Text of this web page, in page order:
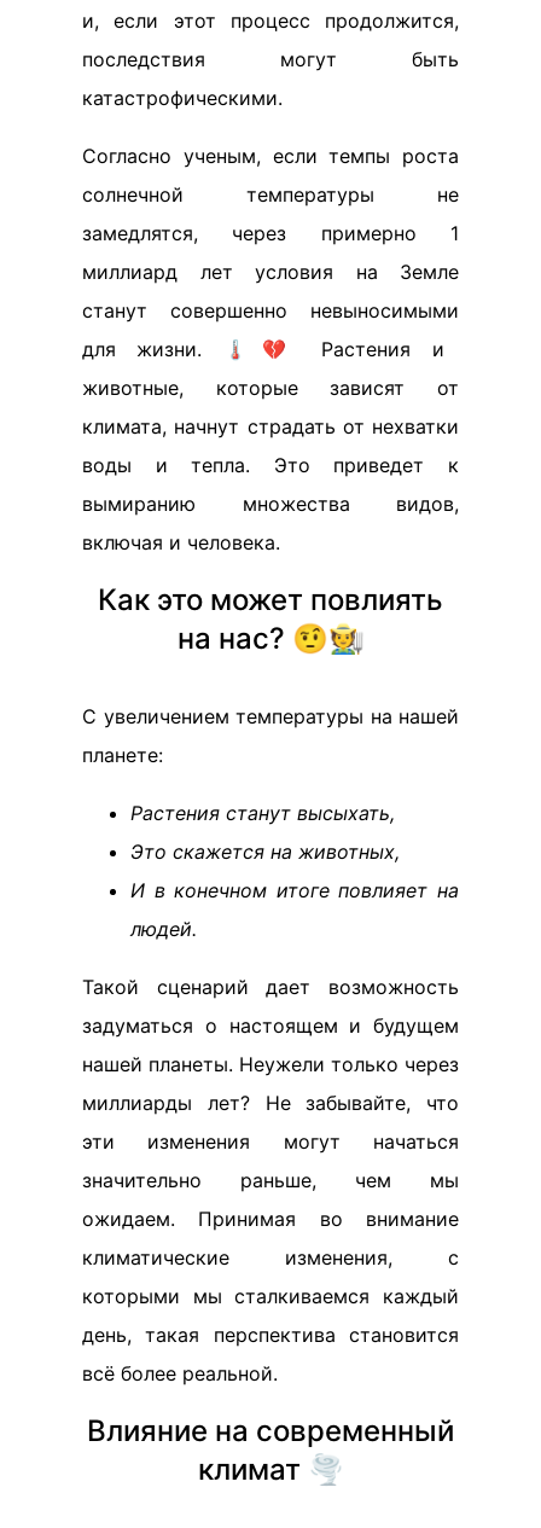
и, если этот процесс продолжится,
последствия могут быть
катастрофическими.
Согласно ученым, если темпы роста
солнечной температуры не
замедлятся, через примерно 1
миллиард лет условия на Земле
станут совершенно невыносимыми
для жизни. 🌡️💔 Растения и
животные, которые зависят от
климата, начнут страдать от нехватки
воды и тепла. Это приведет к
вымиранию множества видов,
включая и человека.
Как это может повлиять
на нас? 🤨🧑‍🌾
С увеличением температуры на нашей
планете:
Растения станут высыхать,
Это скажется на животных,
И в конечном итоге повлияет на
людей.
Такой сценарий дает возможность
задуматься о настоящем и будущем
нашей планеты. Неужели только через
миллиарды лет? Не забывайте, что
эти изменения могут начаться
значительно раньше, чем мы
ожидаем. Принимая во внимание
климатические изменения, с
которыми мы сталкиваемся каждый
день, такая перспектива становится
всё более реальной.
Влияние на современный
климат 🌪️